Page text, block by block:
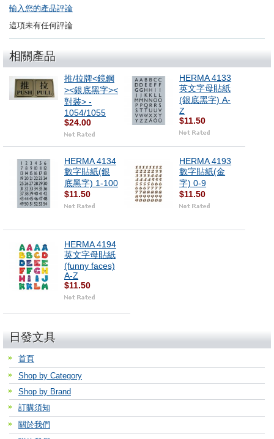
輸入您的產品評論
這項未有任何評論
相關產品
推/拉牌<鏡鋼
><銀底黑字><
對裝> -
1054/1055
$24.00
HERMA 4133
英文字母貼紙
(銀底黑字) A-
Z
$11.50
HERMA 4134
數字貼紙(銀
底黑字) 1-100
$11.50
HERMA 4193
數字貼紙(金
字) 0-9
$11.50
HERMA 4194
英文字母貼紙
(funny faces)
A-Z
$11.50
日發文具
首頁
Shop by Category
Shop by Brand
訂購須知
關於我們